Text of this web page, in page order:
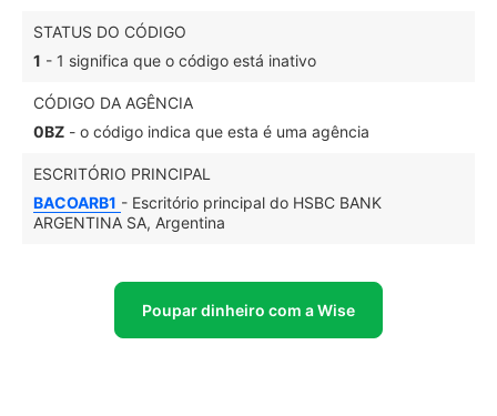
STATUS DO CÓDIGO
1 - 1 significa que o código está inativo
CÓDIGO DA AGÊNCIA
0BZ - o código indica que esta é uma agência
ESCRITÓRIO PRINCIPAL
BACOARB1 - Escritório principal do HSBC BANK
ARGENTINA SA, Argentina
Poupar dinheiro com a Wise